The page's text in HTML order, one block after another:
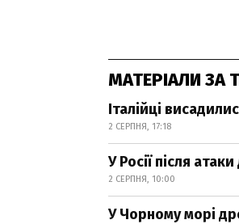
МАТЕРІАЛИ ЗА
Італійці
2 СЕРПНЯ, 17:18
У Росії після
2 СЕРПНЯ, 10:00
У Чорному морі